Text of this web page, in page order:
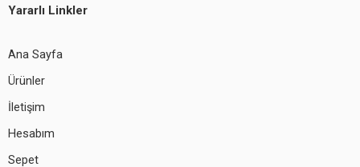
Yararlı Linkler
Ana Sayfa
Ürünler
İletişim
Hesabım
Sepet